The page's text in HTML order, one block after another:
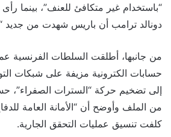
“باستخدام غير متكافئ للعنف”، بينما
دونالد ترامب أن باريس شهدت من جديد
من جانبها، أطلقت السلطات الفرنسية
حسابات الكترونية مزيفة على شبكات
إلى تضخيم حركة “السترات الصفراء”،
من الملف وأوضح أن “الأمانة العامة
كلفت تنسيق عمليات التحقق الجارية.